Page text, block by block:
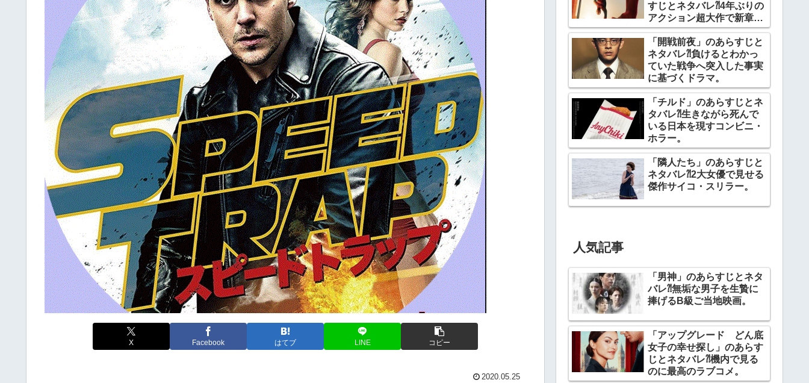
X Facebook はてブ LINE コピー
2020.05.25
すじとネタバレ⁈4年ぶりの
アクション超大作で新章開
幕。
「開戦前夜」のあらすじと
ネタバレ⁈負けるとわかっ
ていた戦争へ突入した事実
に基づくドラマ。
「チルド」のあらすじとネ
タバレ⁈生きながら死んで
いる日本を現すコンビニ・
ホラー。
「隣人たち」のあらすじと
ネタバレ⁈2大女優で見せる
傑作サイコ・スリラー。
人気記事
「男神」のあらすじとネタ
バレ⁈無垢な男子を生贄に
捧げるB級ご当地映画。
「アップグレード どん底
女子の幸せ探し」のあらす
じとネタバレ⁈機内で見る
のに最高のラブコメ。